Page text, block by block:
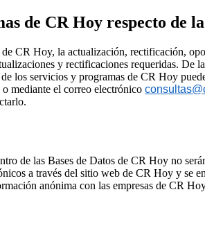
de CR Hoy respecto de
CR Hoy, la actualización, rectificación,
y rectificaciones requeridas.
los servicios y programas de CR Hoy
mediante el correo electrónico
de las Bases de Datos de CR Hoy no
a través del sitio web de CR Hoy y se
anónima con las empresas de CR